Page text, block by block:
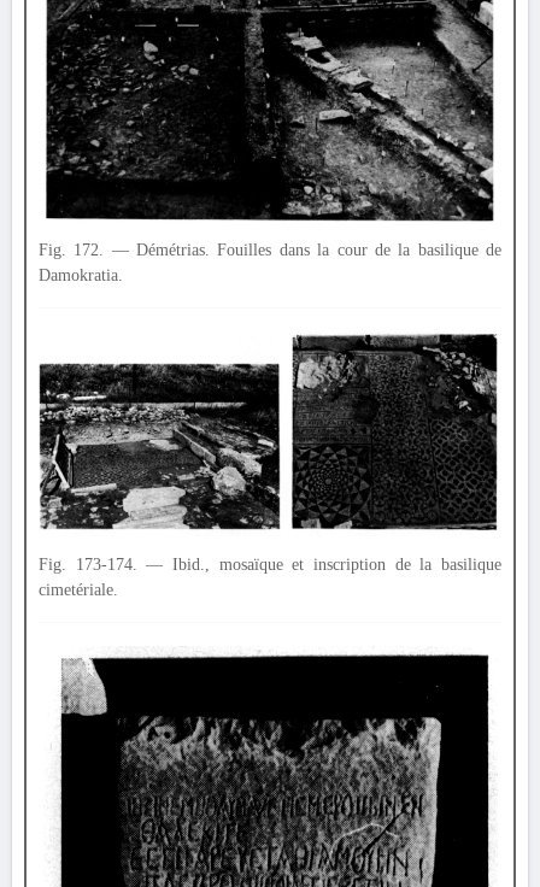
Fig. 172. — Démétrias. Fouilles dans la cour de la basilique de
Damokratia.
Fig. 173-174. — Ibid., mosaïque et inscription de la basilique
cimetériale.